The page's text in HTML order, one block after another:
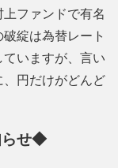
ファンドで有名
綻は為替レート
いますが、言い
円だけがどんど
らせ◆